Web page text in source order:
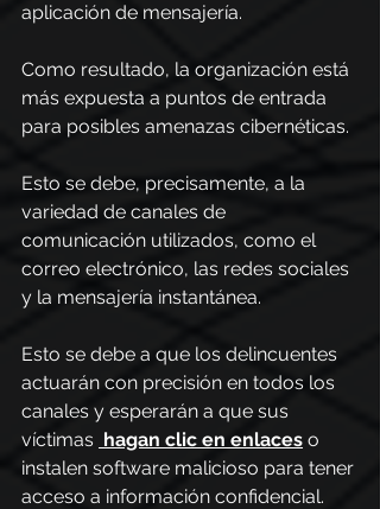
aplicación de mensajería.
Como resultado, la organización está
más expuesta a puntos de entrada
para posibles amenazas cibernéticas.
Esto se debe, precisamente, a la
variedad de canales de
comunicación utilizados, como el
correo electrónico, las redes sociales
y la mensajería instantánea.
Esto se debe a que los delincuentes
actuarán con precisión en todos los
canales y esperarán a que sus
víctimas hagan clic en enlaces o
instalen software malicioso para tener
acceso a información confidencial.